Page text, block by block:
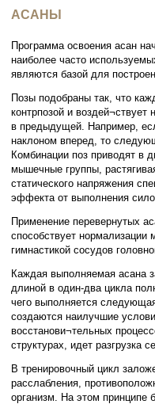
АСАНЫ
Программа освоения асан
наиболее часто
являются базой для
Позы подобраны так, что
контрпозой и
в предыдущей. Например,
наклоном вперед, то
Комбинации поз приводят в
мышечные группы,
статического напряжения
эффекта от выполнения
Применение перевернутых
способствует нормализации
гимнастикой сосудов
Каждая выполняемая асана
длиной в один-два цикла
чего выполняется
создаются наилучшие
восстанови¬тельных
структурах, идет разгрузка
В тренировочный цикл
расслабления,
организм. На этом принципе